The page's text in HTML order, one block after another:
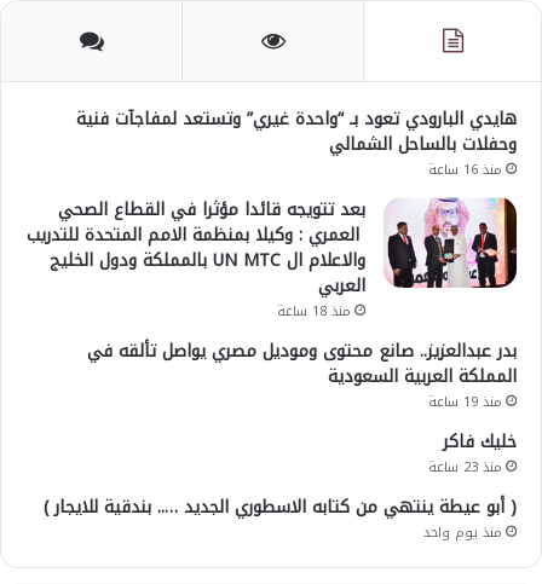
هايدي البارودي تعود بـ “واحدة غيري” وتستعد لمفاجآت فنية
وحفلات بالساحل الشمالي
منذ 16 ساعة
بعد تتويجه قائدا مؤثرا في القطاع الصحي
العمري : وكيلا بمنظمة الامم المتحدة للتدريب
والاعلام ال UN MTC بالمملكة ودول الخليج
العربي
منذ 18 ساعة
بدر عبدالعزيز.. صانع محتوى وموديل مصري يواصل تألقه في
المملكة العربية السعودية
منذ 19 ساعة
خليك فاكر
منذ 23 ساعة
( أبو عيطة ينتهي من كتابه الاسطوري الجديد ….. بندقية للايجار )
منذ يوم واحد